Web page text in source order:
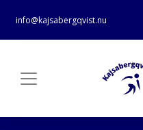
info@kajsabergqvist.nu